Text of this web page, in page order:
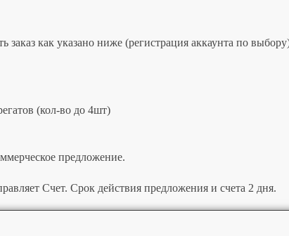
как указано ниже (регистрация аккаунта по
(кол-во до 4шт)
предложение.
Счет. Срок действия предложения и счета 2 дня.